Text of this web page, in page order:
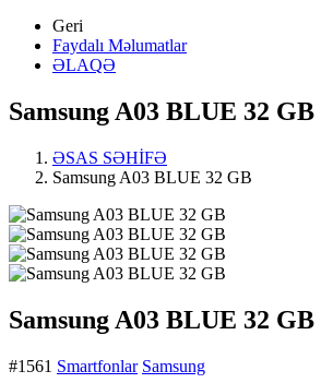
Geri
Faydalı Məlumatlar
ƏLAQƏ
Samsung A03 BLUE 32 GB
ƏSAS SƏHİFƏ
Samsung A03 BLUE 32 GB
Samsung A03 BLUE 32 GB
#1561 Smartfonlar Samsung